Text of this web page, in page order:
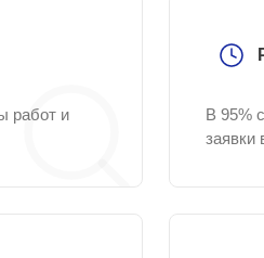
работ и
В 95%
заявки